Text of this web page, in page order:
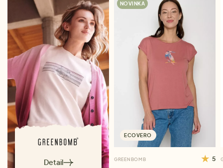
Detail
NOVINKA
ECOVERO
GREENBOMB 5